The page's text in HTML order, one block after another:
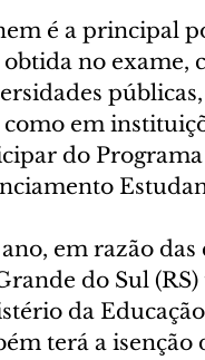
é a principal
no exame,
em
do
em razão
do Sul
da
terá a isenção